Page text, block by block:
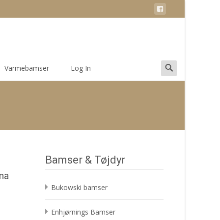
Varmebamser Log In
Search
for:
Bamser & Tøjdyr
Bukowski bamser
Enhjørnings Bamser